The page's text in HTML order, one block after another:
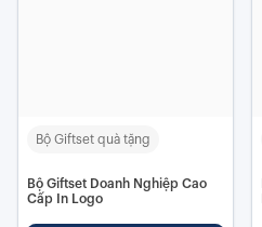
Bộ Giftset quà tặng
Bộ Giftset Doanh Nghiệp Cao
Cấp In Logo